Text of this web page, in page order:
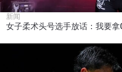
新闻
女子柔术头号选手放话：我要拿